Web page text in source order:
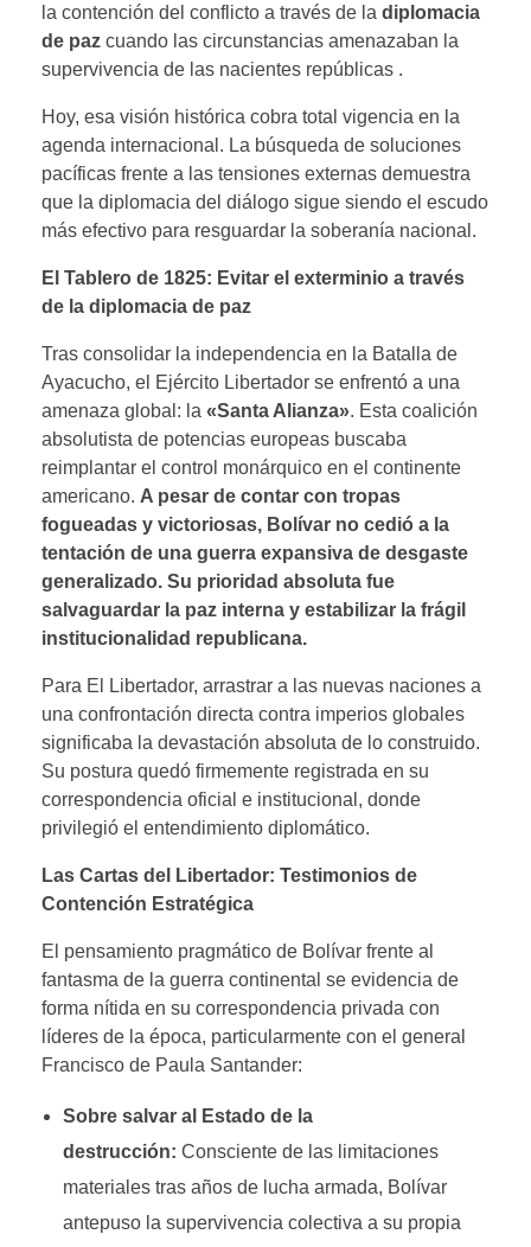
la contención del conflicto a través de la diplomacia
de paz cuando las circunstancias amenazaban la
supervivencia de las nacientes repúblicas .
Hoy, esa visión histórica cobra total vigencia en la
agenda internacional. La búsqueda de soluciones
pacíficas frente a las tensiones externas demuestra
que la diplomacia del diálogo sigue siendo el escudo
más efectivo para resguardar la soberanía nacional.
El Tablero de 1825: Evitar el exterminio a través
de la diplomacia de paz
Tras consolidar la independencia en la Batalla de
Ayacucho, el Ejército Libertador se enfrentó a una
amenaza global: la «Santa Alianza». Esta coalición
absolutista de potencias europeas buscaba
reimplantar el control monárquico en el continente
americano. A pesar de contar con tropas
fogueadas y victoriosas, Bolívar no cedió a la
tentación de una guerra expansiva de desgaste
generalizado. Su prioridad absoluta fue
salvaguardar la paz interna y estabilizar la frágil
institucionalidad republicana.
Para El Libertador, arrastrar a las nuevas naciones a
una confrontación directa contra imperios globales
significaba la devastación absoluta de lo construido.
Su postura quedó firmemente registrada en su
correspondencia oficial e institucional, donde
privilegió el entendimiento diplomático.
Las Cartas del Libertador: Testimonios de
Contención Estratégica
El pensamiento pragmático de Bolívar frente al
fantasma de la guerra continental se evidencia de
forma nítida en su correspondencia privada con
líderes de la época, particularmente con el general
Francisco de Paula Santander:
Sobre salvar al Estado de la
destrucción: Consciente de las limitaciones
materiales tras años de lucha armada, Bolívar
antepuso la supervivencia colectiva a su propia